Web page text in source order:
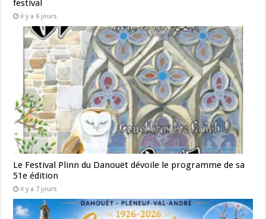
festival
il y a 6 jours
Le Festival Plinn du Danouët dévoile le programme de sa
51e édition
il y a 7 jours